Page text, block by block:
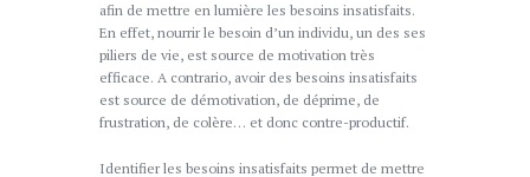
afin de mettre en lumière les besoins insatisfaits.
En effet, nourrir le besoin d’un individu, un des ses
piliers de vie, est source de motivation très
efficace. A contrario, avoir des besoins insatisfaits
est source de démotivation, de déprime, de
frustration, de colère… et donc contre-productif.
Identifier les besoins insatisfaits permet de mettre